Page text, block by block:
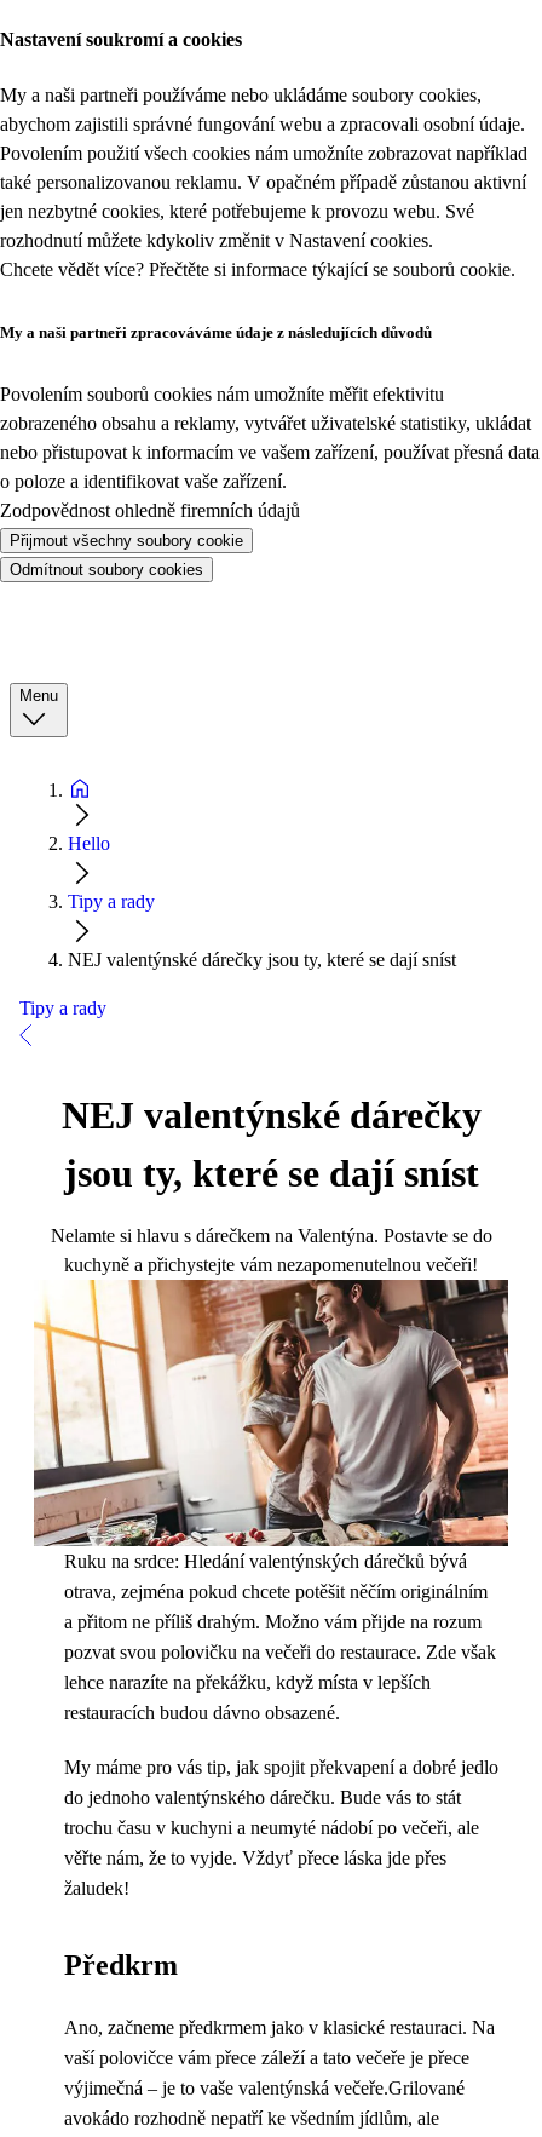
Nastavení soukromí a cookies
My a naši partneři používáme nebo ukládáme soubory cookies,
abychom zajistili správné fungování webu a zpracovali osobní údaje.
Povolením použití všech cookies nám umožníte zobrazovat například
také personalizovanou reklamu. V opačném případě zůstanou aktivní
jen nezbytné cookies, které potřebujeme k provozu webu. Své
rozhodnutí můžete kdykoliv změnit v Nastavení cookies.
Chcete vědět více? Přečtěte si informace týkající se souborů cookie.
My a naši partneři zpracováváme údaje z následujících důvodů
Povolením souborů cookies nám umožníte měřit efektivitu
zobrazeného obsahu a reklamy, vytvářet uživatelské statistiky, ukládat
nebo přistupovat k informacím ve vašem zařízení, používat přesná data
o poloze a identifikovat vaše zařízení.
Zodpovědnost ohledně firemních údajů
Přijmout všechny soubory cookie
Odmítnout soubory cookies
Menu
Hello
Tipy a rady
NEJ valentýnské dárečky jsou ty, které se dají sníst
Tipy a rady
NEJ valentýnské dárečky
jsou ty, které se dají sníst
Nelamte si hlavu s dárečkem na Valentýna. Postavte se do
kuchyně a přichystejte vám nezapomenutelnou večeři!
Ruku na srdce: Hledání valentýnských dárečků bývá
otrava, zejména pokud chcete potěšit něčím originálním
a přitom ne příliš drahým. Možno vám přijde na rozum
pozvat svou polovičku na večeři do restaurace. Zde však
lehce narazíte na překážku, když místa v lepších
restauracích budou dávno obsazené.
My máme pro vás tip, jak spojit překvapení a dobré jedlo
do jednoho valentýnského dárečku. Bude vás to stát
trochu času v kuchyni a neumyté nádobí po večeři, ale
věřte nám, že to vyjde. Vždyť přece láska jde přes
žaludek!
Předkrm
Ano, začneme předkrmem jako v klasické restauraci. Na
vaší polovičce vám přece záleží a tato večeře je přece
výjimečná – je to vaše valentýnská večeře.Grilované
avokádo rozhodně nepatří ke všedním jídlům, ale